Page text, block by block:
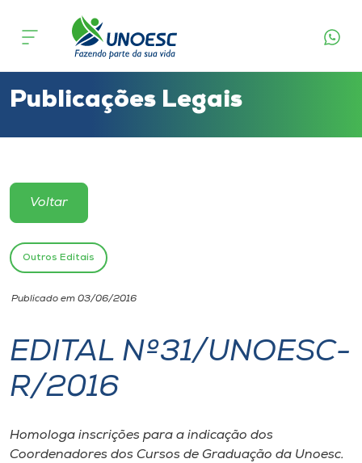
Cursos
Atendimento ao Estudante
Portal de Ensino
Unoesc
Internacionalização
I.nova
Diplomados
Publicações Legais
Voltar
Outros Editais
Publicado em 03/06/2016
EDITAL Nº31/UNOESC-
R/2016
Homologa inscrições para a indicação dos
Coordenadores dos Cursos de Graduação da Unoesc.